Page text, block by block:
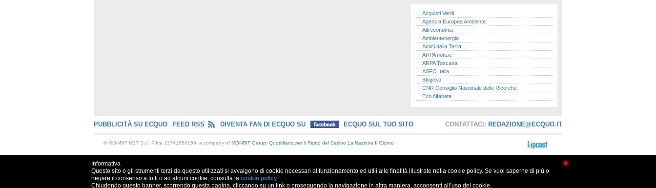
Acquisti Verdi
Agenzia Europea Ambiente
Altreconomia
Ambientenergia
Amici della Terra
ARPA notizie
ARPA Toscana
ASPO Italia
Blogeko
CNR Consiglio Nazionale delle Ricerche
Eco Alfabeta
Eco Radio
Greenpeace
ISPRA - Istituto Superiore per la Protezione e la
La nuova Ecologia
CONTATTACI: REDAZIONE@ECQUO.IT
PUBBLICITÀ SU ECQUO FEED RSS DIVENTA FAN DI ECQUO SU ECQUO SUL TUO SITO
© MONRIF NET S.r.l. P.Iva 12741650159, a company of MONRIF Group: Quotidiano.net il Resto del Carlino La Nazione Il Giorno
×
Informativa
Questo sito o gli strumenti terzi da questo utilizzati si avvalgono di cookie necessari al funzionamento ed utili alle finalità illustrate nella cookie policy. Se vuoi saperne di più o
negare il consenso a tutti o ad alcuni cookie, consulta la cookie policy.
Chiudendo questo banner, scorrendo questa pagina, cliccando su un link o proseguendo la navigazione in altra maniera, acconsenti all’uso dei cookie.